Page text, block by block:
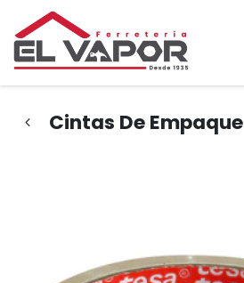
Cintas De Empaque